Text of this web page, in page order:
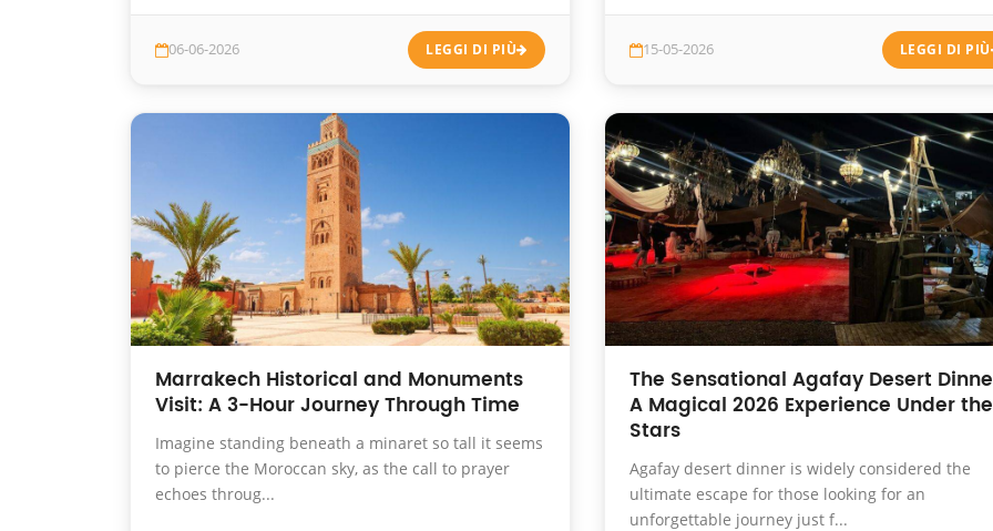
06-06-2026 LEGGI DI PIÙ 15-05-2026 LEGGI DI PIÙ
Marrakech Historical and Monuments
Visit: A 3-Hour Journey Through Time
Imagine standing beneath a minaret so tall it seems
to pierce the Moroccan sky, as the call to prayer
echoes throug...
The Sensational Agafay Desert
A Magical 2026 Experience Under the
Stars
Agafay desert dinner is widely considered the
ultimate escape for those looking for an
unforgettable journey just f...